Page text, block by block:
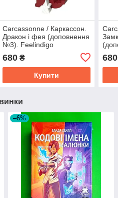
Carcassonne / Каркассон.
Дракон і фея (доповнення
№3). Feelindigo
680₴
Купити
680
–6%